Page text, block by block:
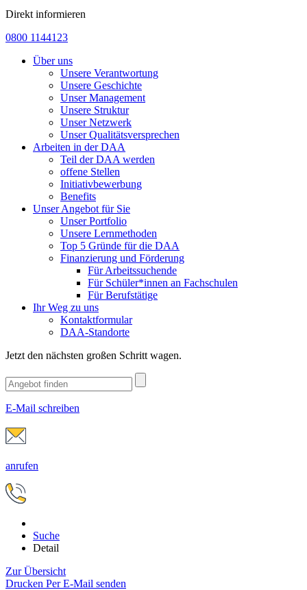
Direkt informieren
0800 1144123
Über uns
Unsere Verantwortung
Unsere Geschichte
Unser Management
Unsere Struktur
Unser Netzwerk
Unser Qualitätsversprechen
Arbeiten in der DAA
Teil der DAA werden
offene Stellen
Initiativbewerbung
Benefits
Unser Angebot für Sie
Unser Portfolio
Unsere Lernmethoden
Top 5 Gründe für die DAA
Finanzierung und Förderung
Für Arbeitssuchende
Für Schüler*innen an Fachschulen
Für Berufstätige
Ihr Weg zu uns
Kontaktformular
DAA-Standorte
Jetzt den nächsten großen Schritt wagen.
E-Mail schreiben
anrufen
Suche
Detail
Zur Übersicht
Drucken Per E-Mail senden